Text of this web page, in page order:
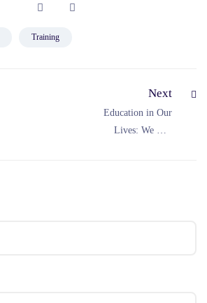
Training
Next
Education in Our
Lives: We Can